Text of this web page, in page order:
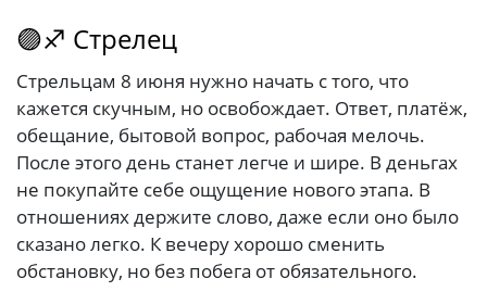
🟣♐ Стрелец
Стрельцам 8 июня нужно начать с того, что
кажется скучным, но освобождает. Ответ, платёж,
обещание, бытовой вопрос, рабочая мелочь.
После этого день станет легче и шире. В деньгах
не покупайте себе ощущение нового этапа. В
отношениях держите слово, даже если оно было
сказано легко. К вечеру хорошо сменить
обстановку, но без побега от обязательного.